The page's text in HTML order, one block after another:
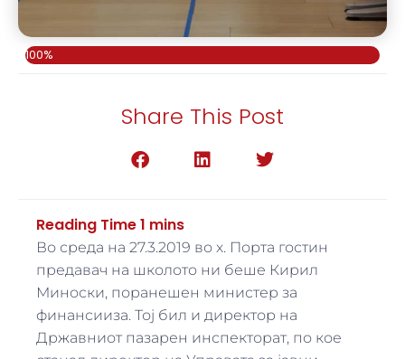
100%
Share This Post
Во среда на 27.3.2019 во х. Порта гостин
предавач на школото ни беше Кирил
Миноски, поранешен министер за
финансииза. Тој бил и директор на
Државниот пазарен инспекторат, по кое